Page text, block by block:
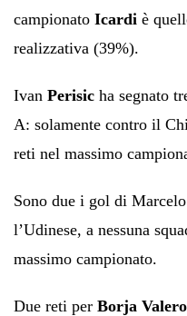
campionato Icardi è
realizzativa (39%).
Ivan Perisic ha segnato
A: solamente contro il
reti nel massimo
Sono due i gol di Marcelo
l’Udinese, a nessuna
massimo campionato.
Due reti per Borja Valero